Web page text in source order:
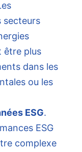
secteurs
être plus
dans les
ou les
ESG.
ESG
complexe